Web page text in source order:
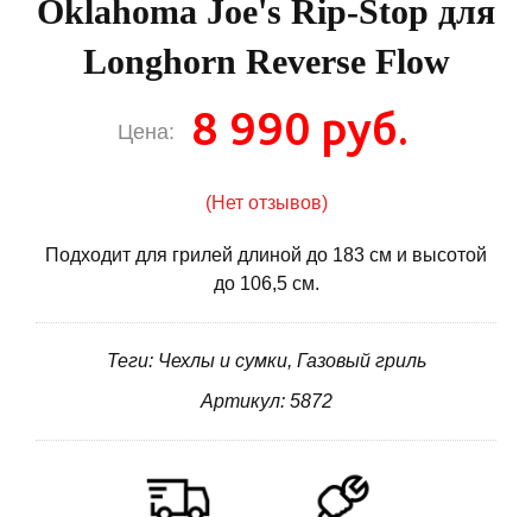
Oklahoma Joe's Rip-Stop для
Longhorn Reverse Flow
Цена: 8 990 руб.
(Нет отзывов)
Подходит для грилей длиной до 183 см и высотой
до 106,5 см.
Теги: Чехлы и сумки, Газовый гриль
Артикул: 5872